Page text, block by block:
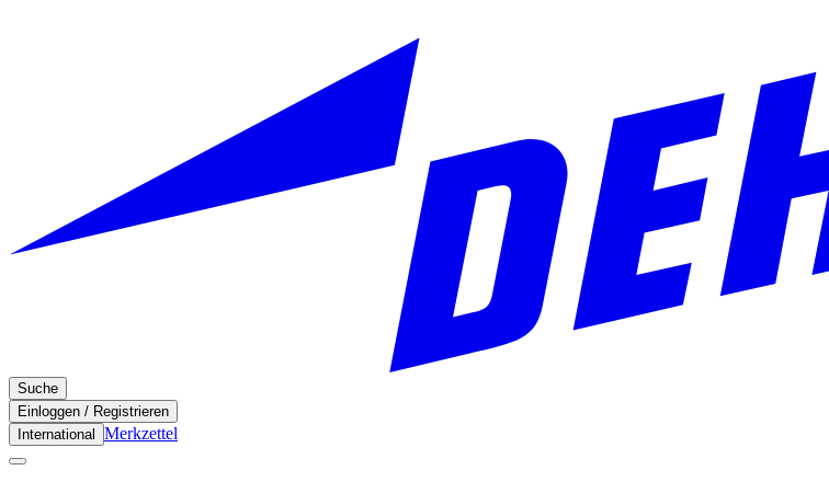
Suche
Einloggen / Registrieren
International
Merkzettel